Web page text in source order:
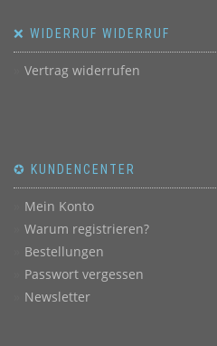
❌ WIDERRUF WIDERRUF
Vertrag widerrufen
✪ KUNDENCENTER
Mein Konto
Warum registrieren?
Bestellungen
Passwort vergessen
Newsletter